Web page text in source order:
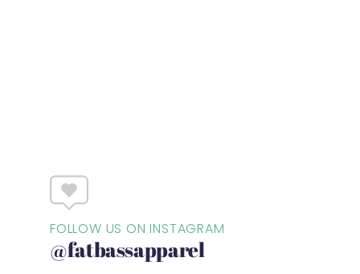
FOLLOW US ON INSTAGRAM
@fatbassapparel